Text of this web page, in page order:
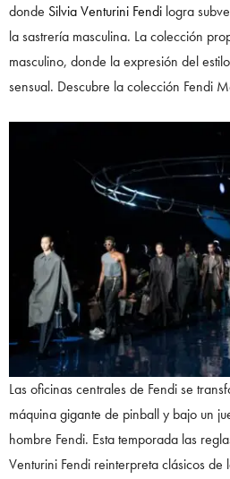
donde Silvia Venturini Fendi logra
la sastrería masculina. La colección
masculino, donde la expresión del
sensual. Descubre la colección Fendi
Las oficinas centrales de Fendi se
máquina gigante de pinball y bajo un
hombre Fendi. Esta temporada las
Venturini Fendi reinterpreta clásicos de